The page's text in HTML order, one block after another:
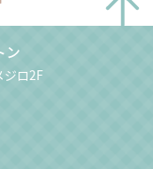
ン
ジロ2F